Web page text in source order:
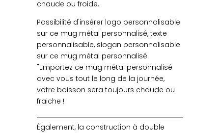
chaude ou froide.
Possibilité d'insérer logo personnalisable
sur ce mug métal personnalisé, texte
personnalisable, slogan personnalisable
sur ce mug métal personnalisé.
"Emportez ce mug métal personnalisé
avec vous tout le long de la journée,
votre boisson sera toujours chaude ou
fraiche !
Également, la construction à double